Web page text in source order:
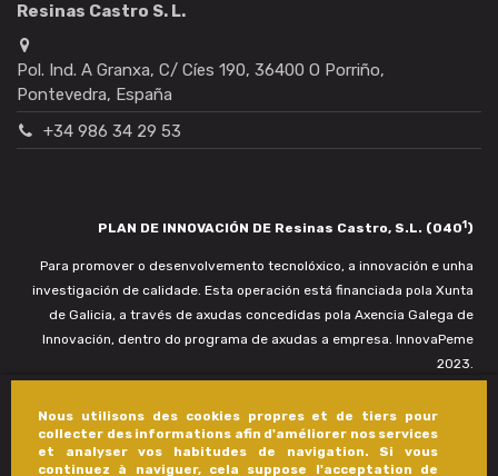
Nous utilisons des cookies propres et de tiers pour
collecter des informations afin d'améliorer nos services
et analyser vos habitudes de navigation. Si vous
continuez à naviguer, cela suppose l'acceptation de
Resinas Castro S. L.
Pol. Ind. A Granxa, C/ Cíes 190, 36400 O Porriño,
Pontevedra, España
+34 986 34 29 53
PLAN DE INNOVACIÓN DE Resinas Castro, S.L. (0401)
Para promover o desenvolvemento tecnolóxico, a innovación e unha
investigación de calidade. Esta operación está financiada pola Xunta
de Galicia, a través de axudas concedidas pola Axencia Galega de
Innovación, dentro do programa de axudas a empresa. InnovaPeme
2023.